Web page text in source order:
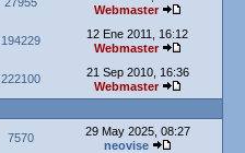
Webmaster
194229
12 Ene 2011, 16:12
Webmaster
222100
21 Sep 2010, 16:36
Webmaster
7570
29 May 2025, 08:27
neovise